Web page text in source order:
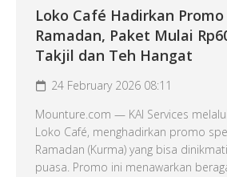
Loko Café Hadirkan
Ramadan, Paket Mulai
Takjil dan Teh Hangat
24 February 2026 08:11
Mounture.com — KAI Services
Loko Café, menghadirkan promo
Ramadan (Kurma) yang bisa
puasa. Promo ini menawarkan